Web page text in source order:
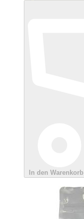
In den Warenkorb